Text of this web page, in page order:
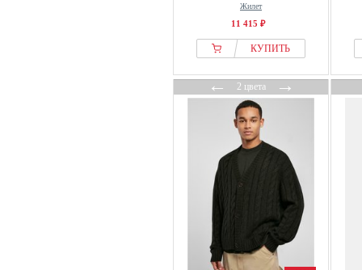
Жилет
11 415 ₽
КУПИТЬ
←2 цвета→